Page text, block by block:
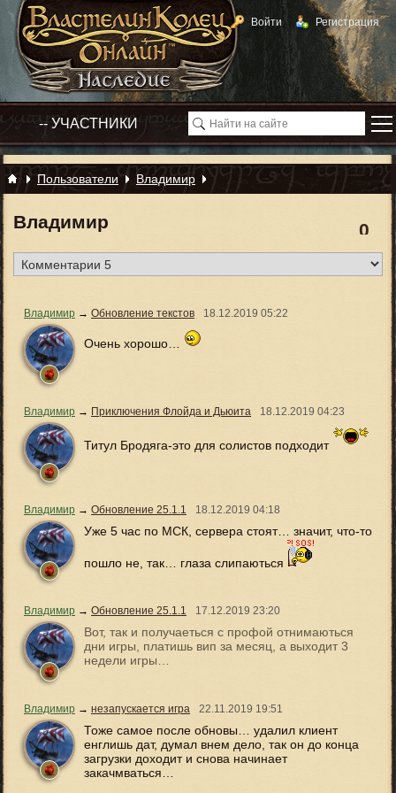
Войти Регистрация
Пользователи Владимир
0
Владимир
Владимир → Обновление текстов 18.12.2019 05:22
Очень хорошо…
Владимир → Приключения Флойда и Дьюита 18.12.2019 04:23
Титул Бродяга-это для солистов подходит
Владимир → Обновление 25.1.1 18.12.2019 04:18
Уже 5 час по МСК, сервера стоят… значит, что-то
пошло не, так… глаза слипаються
Владимир → Обновление 25.1.1 17.12.2019 23:20
Вот, так и получаеться с профой отнимаються
дни игры, платишь вип за месяц, а выходит 3
недели игры…
Владимир → незапускается игра 22.11.2019 19:51
Тоже самое после обновы… удалил клиент
енглишь дат, думал внем дело, так он до конца
загрузки доходит и снова начинает
закачмваться…